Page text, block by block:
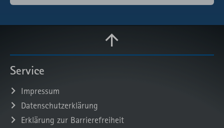
Service
Impressum
Datenschutzerklärung
Erklärung zur Barrierefreiheit